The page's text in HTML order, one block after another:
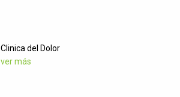
Clinica del Dolor
ver más